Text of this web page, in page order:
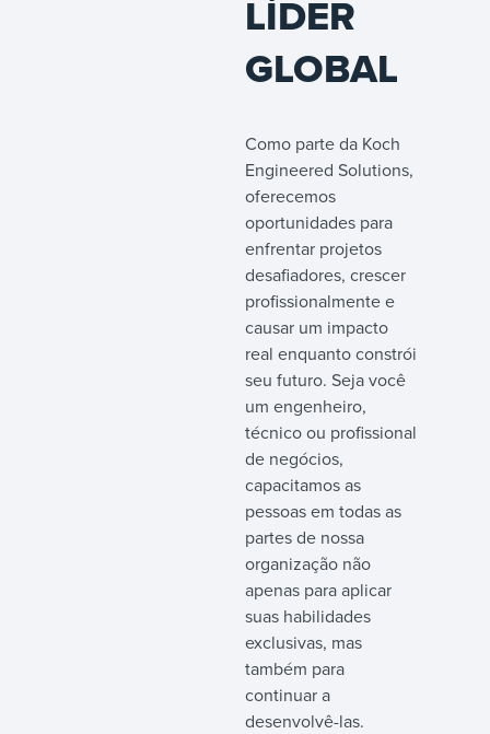
LÍDER
GLOBAL
Como parte da Koch
Engineered Solutions,
oferecemos
oportunidades para
enfrentar projetos
desafiadores, crescer
profissionalmente e
causar um impacto
real enquanto constrói
seu futuro. Seja você
um engenheiro,
técnico ou profissional
de negócios,
capacitamos as
pessoas em todas as
partes de nossa
organização não
apenas para aplicar
suas habilidades
exclusivas, mas
também para
continuar a
desenvolvê-las.